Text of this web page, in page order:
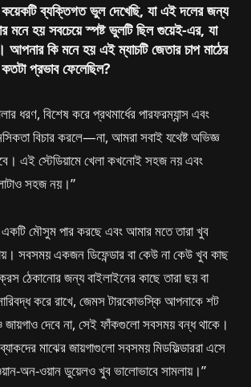
ব্যক্তিগত ভুল দেখেছি, যা এই দলের জন্য
মনে হয় সবচেয়ে স্পষ্ট ভুলটি ছিল গুয়েই-এর, যা
কি মনে হয় এই ম্যাচটি জেতার চাপ মাঠের
প্রভাব ফেলেছিল?
ধরণ, বিশেষ করে প্রথমার্ধের পারফরম্যান্স এবং
বিচার করলে—না, আমরা সবাই যথেষ্ট অভিজ্ঞ
এই স্টেডিয়ামে খেলা কখনোই সহজ নয় এবং
সহজ নয়।”
একটি মৌসুম পার করছে এবং আমার মতে তারা খুব
সবসময় একজন ডিফেন্ডার বা কেউ না কেউ খুব কাছ
ঠেকানোর জন্য বাইলাইনের কাছে তারা ছয় বা
করে রাখে, জেমস টারকোভস্কি আপনাকে শট
জায়গাও দেবে না, সেই ফাঁকগুলো সবসময় বন্ধ থাকে।
মাঝের জায়গাগুলো সবসময় মিডফিল্ডাররা এসে
অন-ওয়ান ডুয়েলও খুব ভালোভাবে সামলায়।”